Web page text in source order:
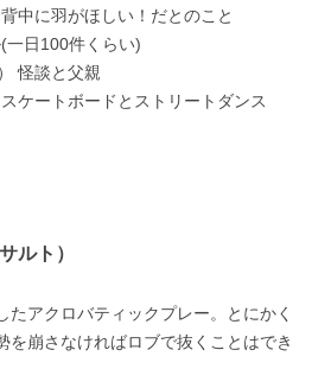
中に羽がほしい！だとのこと
一日100件くらい)
怪談と父親
ケートボードとストリートダンス
ルト）
たアクロバティックプレー。とにかく
を崩さなければロブで抜くことはでき